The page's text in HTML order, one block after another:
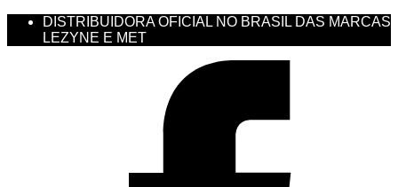
DISTRIBUIDORA OFICIAL NO BRASIL DAS MARCAS
LEZYNE E MET